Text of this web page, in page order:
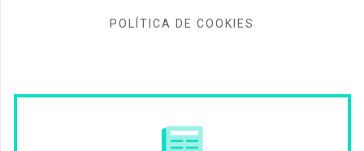
POLÍTICA DE COOKIES